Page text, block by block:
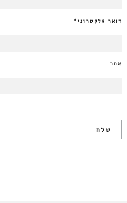
דואר אלקטרוני *
אתר